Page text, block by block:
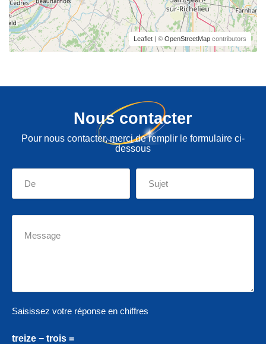
Leaflet | © OpenStreetMap contributors
Nous contacter
Pour nous contacter, merci de remplir le formulaire ci-
dessous
Saisissez votre réponse en chiffres
treize − trois =